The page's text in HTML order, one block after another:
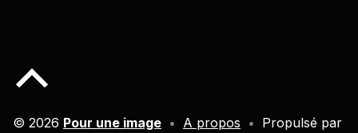
© 2026 Pour une image • A propos • Propulsé par